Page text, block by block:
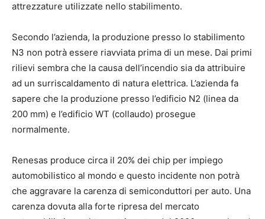
attrezzature utilizzate nello stabilimento.
Secondo l’azienda, la produzione presso lo stabilimento
N3 non potrà essere riavviata prima di un mese. Dai primi
rilievi sembra che la causa dell’incendio sia da attribuire
ad un surriscaldamento di natura elettrica. L’azienda fa
sapere che la produzione presso l’edificio N2 (linea da
200 mm) e l’edificio WT (collaudo) prosegue
normalmente.
Renesas produce circa il 20% dei chip per impiego
automobilistico al mondo e questo incidente non potrà
che aggravare la carenza di semiconduttori per auto. Una
carenza dovuta alla forte ripresa del mercato